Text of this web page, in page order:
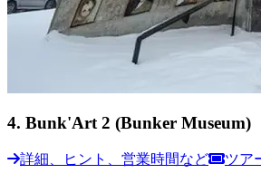
4. Bunk'Art 2 (Bunker Museum)
詳細、ヒント、営業時間など ツア